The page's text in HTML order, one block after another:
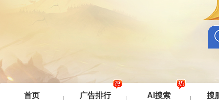
首页 广告排行 AI搜索 搜